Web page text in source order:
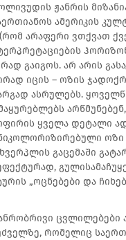
ჟანრის
ამერიკის
არაფერი ვთქვათ
გაიგოს. არ არის
იცის – ოზის
ასრულებს.
ყველა დეტალი
ოზი
გაცემაში
„ოცნებები და
რომელიც